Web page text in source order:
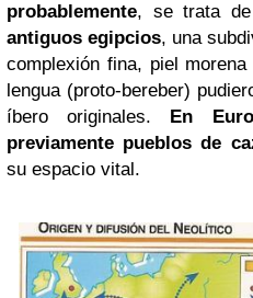
probablemente, se trata de
antiguos egipcios, una
complexión fina, piel
lengua (proto-bereber)
íbero originales. En
previamente pueblos de
su espacio vital.